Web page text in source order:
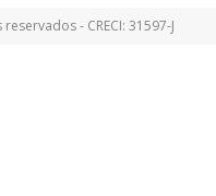
- CRECI: 31597-J